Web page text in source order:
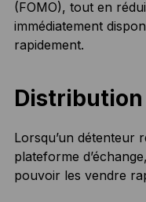
(FOMO), tout en
immédiatement
rapidement.
Lorsqu’un détenteur
plateforme
pouvoir les vendre